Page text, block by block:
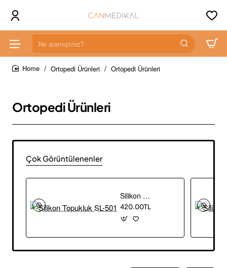
Ne
aramıştınız?
Ortopedi Ürünleri Ortopedi Ürünleri
Ortopedi Ürünleri
Çok Görüntülenenler
Silikon Topukluk SL-501
420.00TL